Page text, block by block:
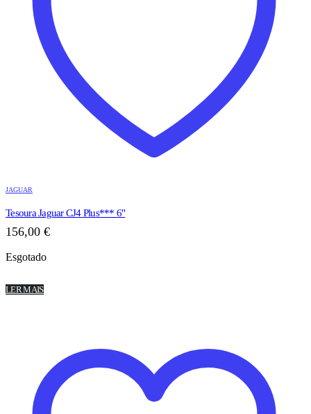
JAGUAR
Tesoura Jaguar CJ4 Plus*** 6"
156,00 €
Esgotado
LER MAIS